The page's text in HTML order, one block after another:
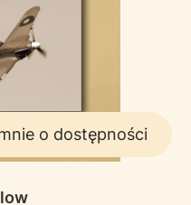
o dostępności